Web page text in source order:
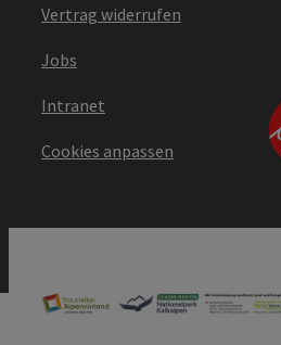
Vertrag widerrufen
Jobs
Intranet
Cookies anpassen